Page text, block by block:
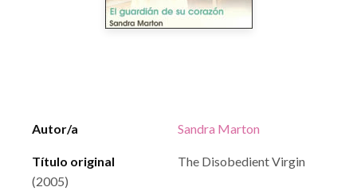
Autor/a Sandra Marton
Título original
The Disobedient Virgin
(2005)